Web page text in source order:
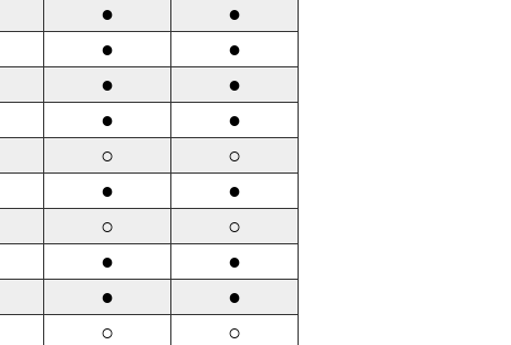
● ●
● ●
● ●
● ●
○ ○
● ●
○ ○
● ●
● ●
○ ○